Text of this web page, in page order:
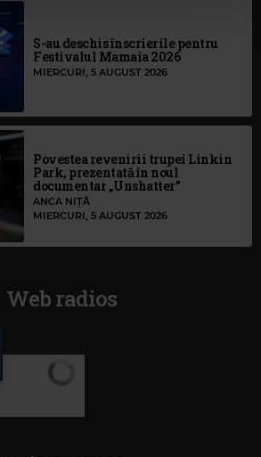
S-au deschis înscrierile pentru
Festivalul Mamaia 2026
MIERCURI, 5 AUGUST 2026
Povestea revenirii trupei Linkin
Park, prezentată în noul
documentar „Unshatter”
ANCA NIȚĂ
MIERCURI, 5 AUGUST 2026
Web radios